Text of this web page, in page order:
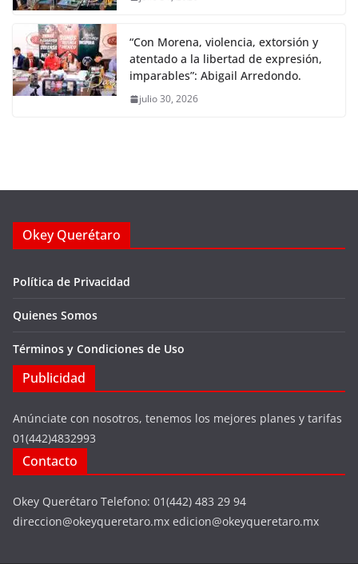
“Con Morena, violencia, extorsión y
atentado a la libertad de expresión,
imparables”: Abigail Arredondo.
julio 30, 2026
Okey Querétaro
Política de Privacidad
Quienes Somos
Términos y Condiciones de Uso
Publicidad
Anúnciate con nosotros, tenemos los mejores planes y tarifas
01(442)4832993
Contacto
Okey Querétaro Telefono: 01(442) 483 29 94
direccion@okeyqueretaro.mx edicion@okeyqueretaro.mx